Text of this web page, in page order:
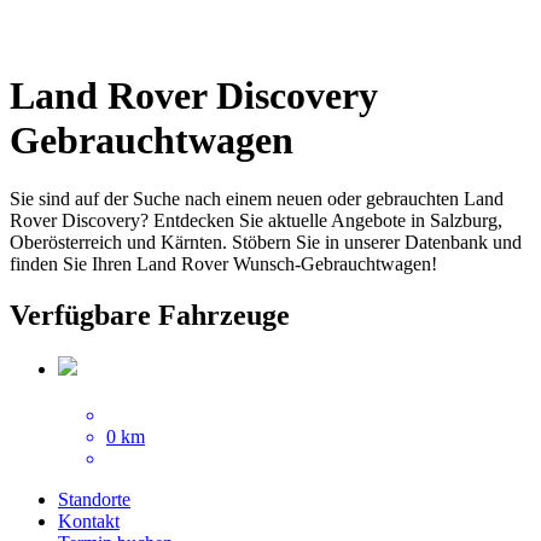
Land Rover Discovery
Gebrauchtwagen
Sie sind auf der Suche nach einem neuen oder gebrauchten Land
Rover Discovery? Entdecken Sie aktuelle Angebote in Salzburg,
Oberösterreich und Kärnten. Stöbern Sie in unserer Datenbank und
finden Sie Ihren Land Rover Wunsch-Gebrauchtwagen!
Verfügbare Fahrzeuge
0 km
Standorte
Kontakt